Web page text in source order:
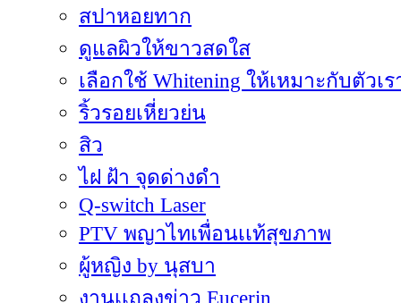
สปาหอยทาก
ดูแลผิวให้ขาวสดใส
เลือกใช้ Whitening ให้เหมาะกับตัวเร
ริ้วรอยเหี่ยวย่น
สิว
ไฝ ฝ้า จุดด่างดำ
Q-switch Laser
PTV พญาไทเพื่อนเเท้สุขภาพ
ผู้หญิง by นุสบา
งานเเถลงข่าว Eucerin